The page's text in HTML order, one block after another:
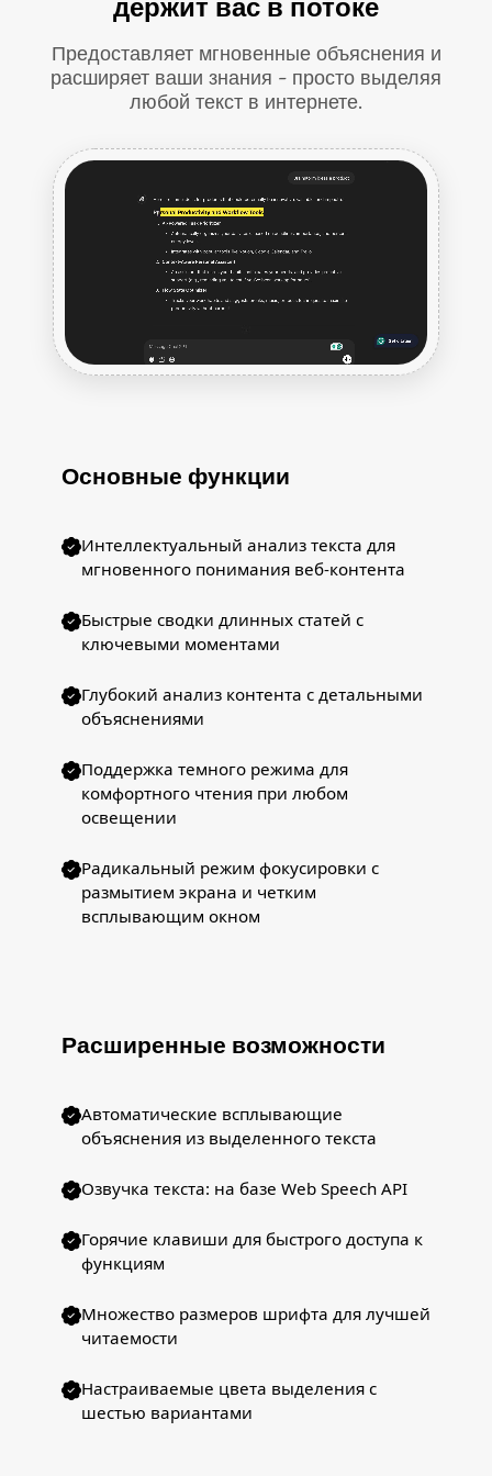
Предоставляет мгновенные объяснения и
расширяет ваши знания - просто выделяя
любой текст в интернете.
Основные функции
Интеллектуальный анализ текста для
мгновенного понимания веб-контента
Быстрые сводки длинных статей с
ключевыми моментами
Глубокий анализ контента с детальными
объяснениями
Поддержка темного режима для
комфортного чтения при любом
освещении
Радикальный режим фокусировки с
размытием экрана и четким
всплывающим окном
Расширенные возможности
Автоматические всплывающие
объяснения из выделенного текста
Озвучка текста: на базе Web Speech API
Горячие клавиши для быстрого доступа к
функциям
Множество размеров шрифта для лучшей
читаемости
Настраиваемые цвета выделения с
шестью вариантами